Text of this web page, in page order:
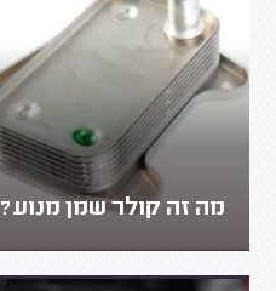
מה זה קולר שמן מנוע?